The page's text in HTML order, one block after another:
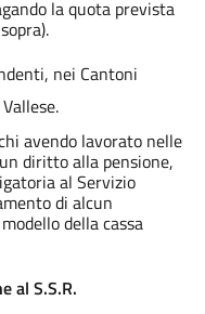
la quota prevista
nei Cantoni
avendo lavorato nelle
diritto alla pensione,
al Servizio
di alcun
della cassa
al S.S.R.